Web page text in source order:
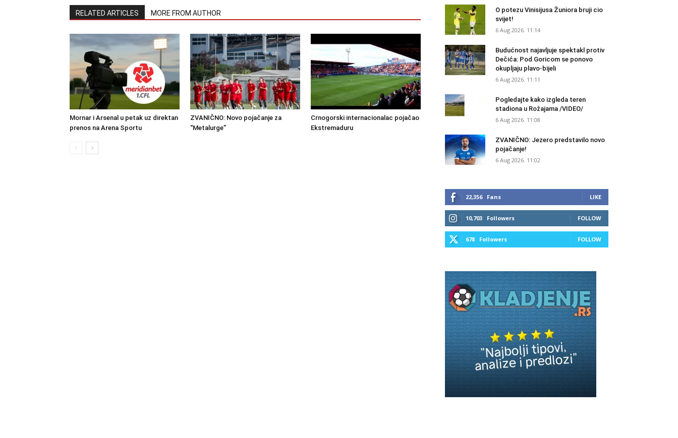
RELATED ARTICLES MORE FROM AUTHOR
Mornar i Arsenal u petak uz direktan
prenos na Arena Sportu
ZVANIČNO: Novo pojačanje za
“Metalurge”
Crnogorski internacionalac pojačao
Ekstremaduru
O potezu Vinisijusa Žuniora bruji cio
svijet!
6 Aug 2026. 11:14
Budućnost najavljuje spektakl protiv
Dečića: Pod Goricom se ponovo
okupljaju plavo-bijeli
6 Aug 2026. 11:11
Pogledajte kako izgleda teren
stadiona u Rožajama /VIDEO/
6 Aug 2026. 11:08
ZVANIČNO: Jezero predstavilo novo
pojačanje!
6 Aug 2026. 11:02
22,356 Fans LIKE
10,703 Followers FOLLOW
678 Followers FOLLOW